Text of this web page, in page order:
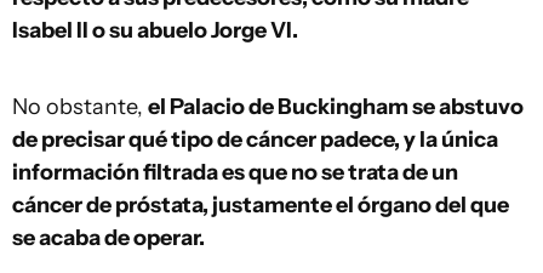
Isabel II o su abuelo Jorge VI.
No obstante, el Palacio de Buckingham se abstuvo
de precisar qué tipo de cáncer padece, y la única
información filtrada es que no se trata de un
cáncer de próstata, justamente el órgano del que
se acaba de operar.